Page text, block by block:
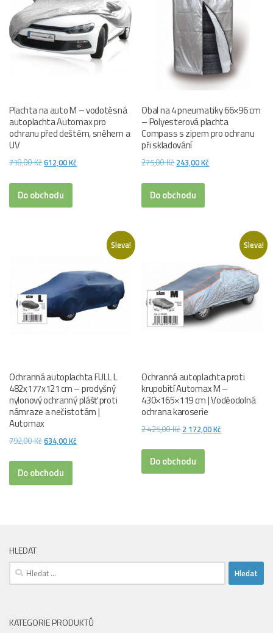
Plachta na auto M – vodotěsná
autoplachta Automax pro
ochranu před deštěm, sněhem a
UV
718,00KčPůvodní
byla:
718,00 Kč.
612,00KčAktuální
Do obchodu
Obal na 4 pneumatiky 66×96 cm
– Polyesterová plachta
Compass s zipem pro ochranu
při skladování
275,00KčPůvodní
byla:
275,00 Kč.
243,00KčAktuální
Do obchodu
Sleva!
Ochranná autoplachta FULL L
482x177x121 cm – prodyšný
nylonový ochranný plášť proti
námraze a nečistotám |
Automax
792,00KčPůvodní
byla:
792,00 Kč.
634,00KčAktuální
Do obchodu
Sleva!
Ochranná autoplachta proti
krupobití Automax M –
430×165×119 cm | Voděodolná
ochrana karoserie
2 425,00KčPůvodní
byla:
2
2 172,00KčAktuální
Do obchodu
HLEDAT
Vyhledávání
KATEGORIE PRODUKTŮ